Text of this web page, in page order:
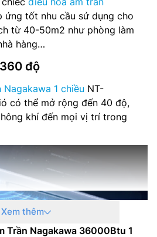
ứng tốt nhu cầu sử dụng cho
từ 40-50m2 như phòng làm
hàng…
độ
1 chiều NT-
có thể mở rộng đến 40 độ,
khí đến mọi vị trí trong
Xem thêm
Trần Nagakawa 36000Btu 1